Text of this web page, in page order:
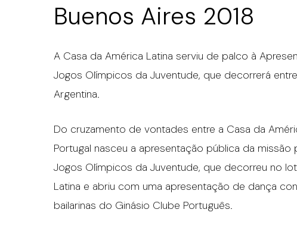
Buenos Aires 2018
A Casa da América Latina serviu de palco à
Jogos Olímpicos da Juventude, que decorrerá
Argentina.
Do cruzamento de vontades entre a Casa da
Portugal nasceu a apresentação pública da
Jogos Olímpicos da Juventude, que decorreu no
Latina e abriu com uma apresentação de dança
bailarinas do Ginásio Clube Português.